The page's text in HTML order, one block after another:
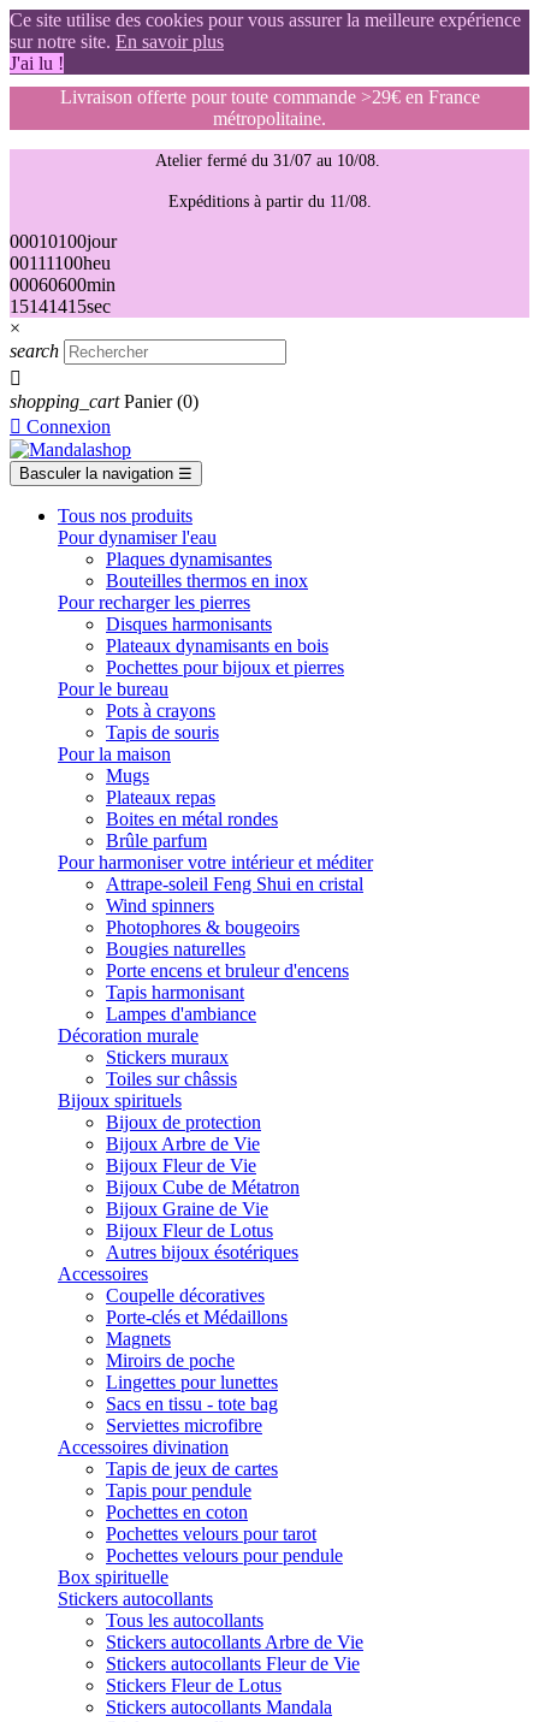
Ce site utilise des cookies pour vous assurer la meilleure expérience
sur notre site. En savoir plus
J'ai lu !
Livraison offerte pour toute commande >29€ en France
métropolitaine.
Atelier fermé du 31/07 au 10/08.
Expéditions à partir du 11/08.
00010100jour
00111100heu
00060600min
14131314sec
×
search

shopping_cart Panier (0)
 Connexion
Basculer la navigation ☰
Tous nos produits
Pour dynamiser l'eau
Plaques dynamisantes
Bouteilles thermos en inox
Pour recharger les pierres
Disques harmonisants
Plateaux dynamisants en bois
Pochettes pour bijoux et pierres
Pour le bureau
Pots à crayons
Tapis de souris
Pour la maison
Mugs
Plateaux repas
Boites en métal rondes
Brûle parfum
Pour harmoniser votre intérieur et méditer
Attrape-soleil Feng Shui en cristal
Wind spinners
Photophores & bougeoirs
Bougies naturelles
Porte encens et bruleur d'encens
Tapis harmonisant
Lampes d'ambiance
Décoration murale
Stickers muraux
Toiles sur châssis
Bijoux spirituels
Bijoux de protection
Bijoux Arbre de Vie
Bijoux Fleur de Vie
Bijoux Cube de Métatron
Bijoux Graine de Vie
Bijoux Fleur de Lotus
Autres bijoux ésotériques
Accessoires
Coupelle décoratives
Porte-clés et Médaillons
Magnets
Miroirs de poche
Lingettes pour lunettes
Sacs en tissu - tote bag
Serviettes microfibre
Accessoires divination
Tapis de jeux de cartes
Tapis pour pendule
Pochettes en coton
Pochettes velours pour tarot
Pochettes velours pour pendule
Box spirituelle
Stickers autocollants
Tous les autocollants
Stickers autocollants Arbre de Vie
Stickers autocollants Fleur de Vie
Stickers Fleur de Lotus
Stickers autocollants Mandala